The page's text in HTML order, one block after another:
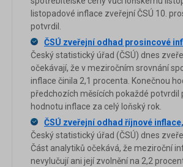
listopadové inflace zveřejní ČSÚ 10.
potvrdil.
ČSÚ zveřejní odhad prosincové
Český statistický úřad (ČSÚ) dnes
očekávají, že v meziročním srovnání
inflace činila 2,1 procenta. Konečnou
předchozích měsících pokaždé
hodnotu inflace za celý loňský rok.
ČSÚ zveřejní odhad říjnové
Český statistický úřad (ČSÚ) dnes
Část analytiků očekává, že meziroční
nevylučují ani její zvolnění na 2,2